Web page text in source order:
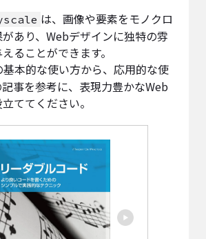
は、画像や要素をモノクロ
あり、Webデザインに独特の雰
ることができます。
基本的な使い方から、応用的な使
事を参考に、表現力豊かなWeb
ててください。